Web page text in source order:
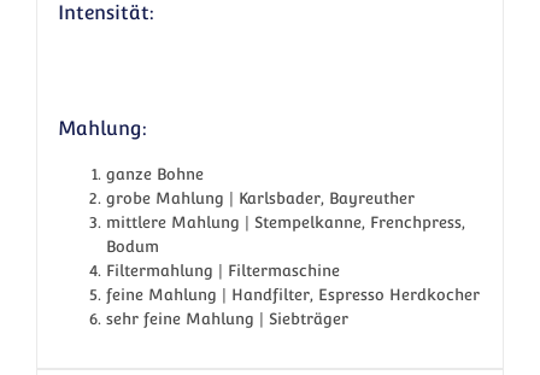
Intensität:
Mahlung:
ganze Bohne
grobe Mahlung | Karlsbader, Bayreuther
mittlere Mahlung | Stempelkanne, Frenchpress,
Bodum
Filtermahlung | Filtermaschine
feine Mahlung | Handfilter, Espresso Herdkocher
sehr feine Mahlung | Siebträger